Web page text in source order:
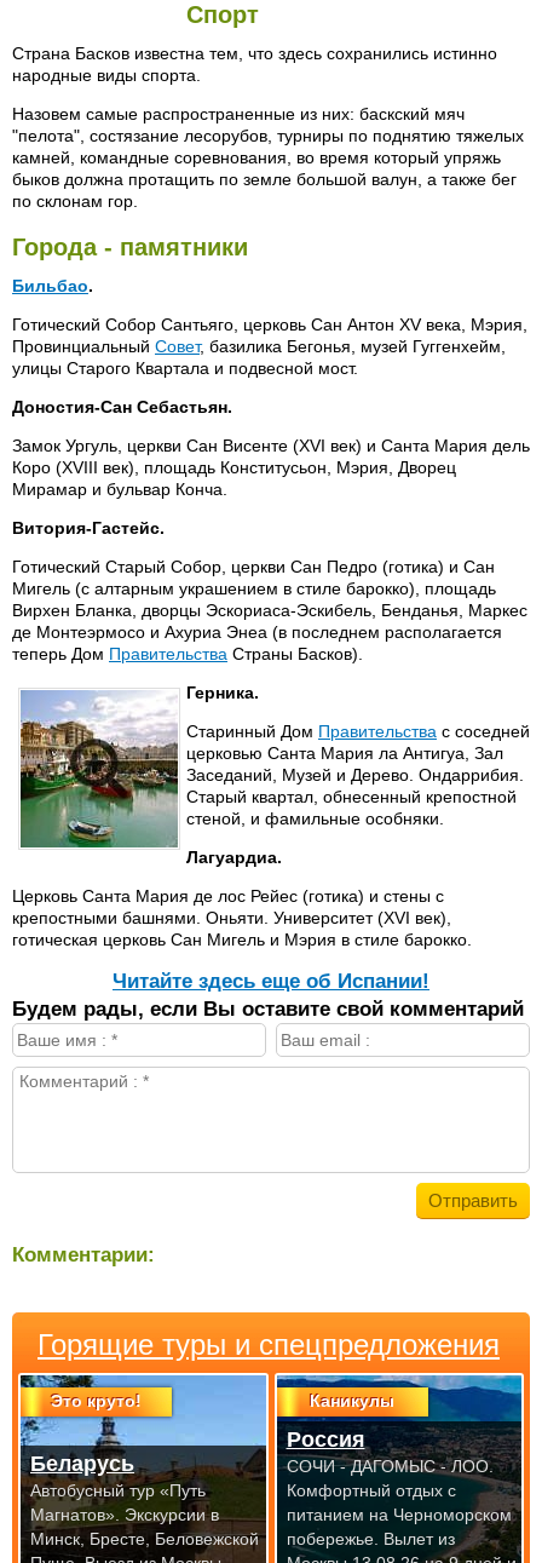
Спорт
Страна Басков известна тем, что здесь сохранились истинно
народные виды спорта.
Назовем самые распространенные из них: баскский мяч
"пелота", состязание лесорубов, турниры по поднятию тяжелых
камней, командные соревнования, во время который упряжь
быков должна протащить по земле большой валун, а также бег
по склонам гор.
Города - памятники
Бильбао.
Готический Собор Сантьяго, церковь Сан Антон XV века, Мэрия,
Провинциальный Совет, базилика Бегонья, музей Гуггенхейм,
улицы Старого Квартала и подвесной мост.
Доностия-Сан Себастьян.
Замок Ургуль, церкви Сан Висенте (XVI век) и Санта Мария дель
Коро (XVIII век), площадь Конститусьон, Мэрия, Дворец
Мирамар и бульвар Конча.
Витория-Гастейс.
Готический Старый Собор, церкви Сан Педро (готика) и Сан
Мигель (с алтарным украшением в стиле барокко), площадь
Вирхен Бланка, дворцы Эскориаса-Эскибель, Бенданья, Маркес
де Монтеэрмосо и Ахуриа Энеа (в последнем располагается
теперь Дом Правительства Страны Басков).
Герника.
Старинный Дом Правительства с соседней
церковью Санта Мария ла Антигуа, Зал
Заседаний, Музей и Дерево. Ондаррибия.
Старый квартал, обнесенный крепостной
стеной, и фамильные особняки.
Лагуардиа.
Церковь Санта Мария де лос Рейес (готика) и стены с
крепостными башнями. Оньяти. Университет (XVI век),
готическая церковь Сан Мигель и Мэрия в стиле барокко.
Читайте здесь еще об Испании!
Будем рады, если Вы оставите свой комментарий
Комментарии:
Горящие туры и спецпредложения
Это круто!
Беларусь
Автобусный тур «Путь
Магнатов». Экскурсии в
Минск, Бресте, Беловежской
Каникулы
Россия
СОЧИ - ДАГОМЫС - ЛОО.
Комфортный отдых с
питанием на Черноморском
побережье. Вылет из